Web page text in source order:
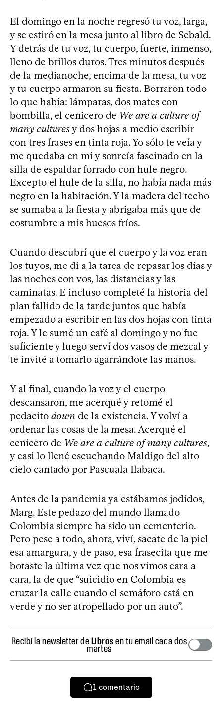
El domingo en la noche regresó tu voz, larga,
y se estiró en la mesa junto al libro de Sebald.
Y detrás de tu voz, tu cuerpo, fuerte, inmenso,
lleno de brillos duros. Tres minutos después
de la medianoche, encima de la mesa, tu voz
y tu cuerpo armaron su fiesta. Borraron todo
lo que había: lámparas, dos mates con
bombilla, el cenicero de We are a culture of
many culturesy dos hojas a medio escribir
con tres frases en tinta roja. Yo sólo te veía y
me quedaba en mí y sonreía fascinado en la
silla de espaldar forrado con hule negro.
Excepto el hule de la silla, no había nada más
negro en la habitación. Y la madera del techo
se sumaba a la fiesta y abrigaba más que de
costumbre a mis huesos fríos.
Cuando descubrí que el cuerpo y la voz eran
los tuyos, me di a la tarea de repasar los días y
las noches con vos, las distancias y las
caminatas. E incluso completé la historia del
plan fallido de la tarde juntos que había
empezado a escribir en las dos hojas con tinta
roja. Y le sumé un café al domingo y no fue
suficiente y luego serví dos vasos de mezcal y
te invité a tomarlo agarrándote las manos.
Y al final, cuando la voz y el cuerpo
descansaron, me acerqué y retomé el
pedacito down de la existencia. Y volví a
ordenar las cosas de la mesa. Acerqué el
cenicero de We are a culture of many cultures,
y casi lo llené escuchando Maldigo del alto
cielo cantado por Pascuala Ilabaca.
Antes de la pandemia ya estábamos jodidos,
Marg. Este pedazo del mundo llamado
Colombia siempre ha sido un cementerio.
Pero pese a todo, ahora, viví, sacate de la piel
esa amargura, y de paso, esa frasecita que me
botaste la última vez que nos vimos cara a
cara, la de que “suicidio en Colombia es
cruzar la calle cuando el semáforo está en
verde y no ser atropellado por un auto”.
Recibí la newsletter deLibrosen tu email cada dos
martes
1 comentario